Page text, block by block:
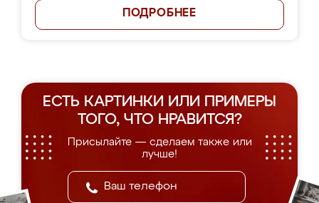
ПОДРОБНЕЕ
ЕСТЬ КАРТИНКИ ИЛИ ПРИМЕРЫ
ТОГО, ЧТО НРАВИТСЯ?
Присылайте — сделаем также или
лучше!